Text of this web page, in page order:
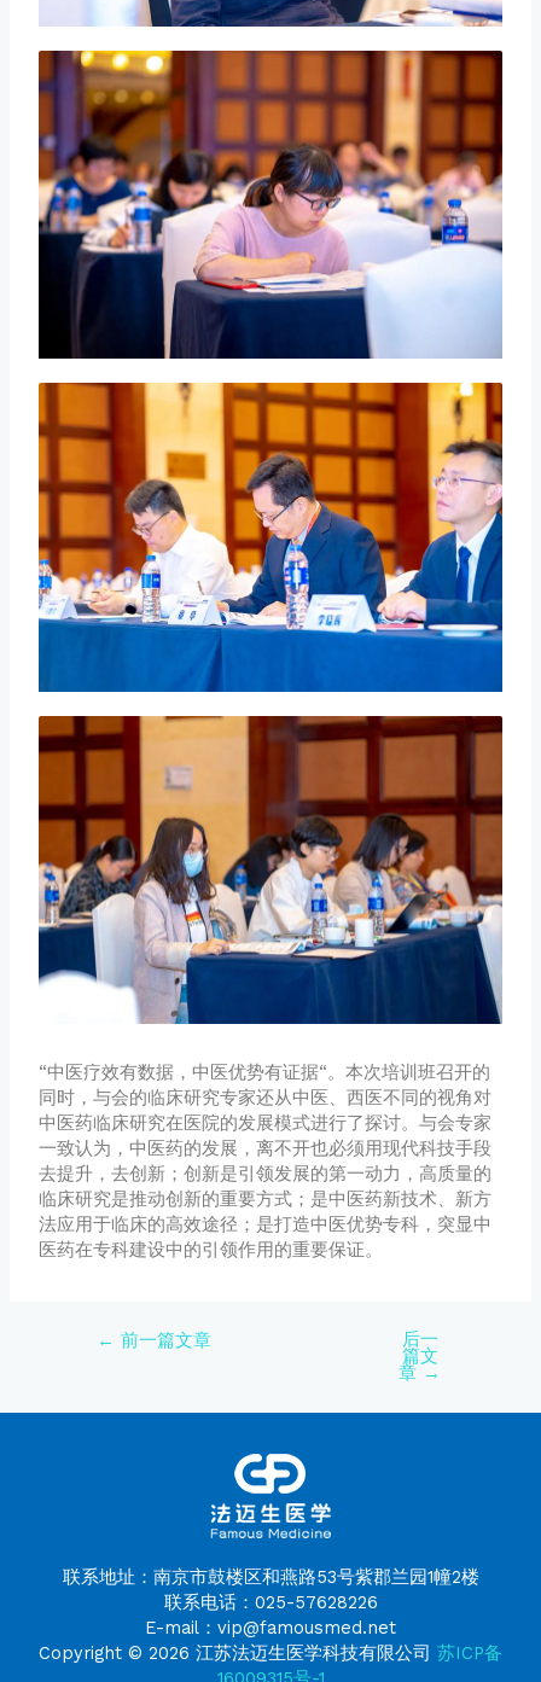
“中医疗效有数据，中医优势有证据“。本次培训班召开的
同时，与会的临床研究专家还从中医、西医不同的视角对
中医药临床研究在医院的发展模式进行了探讨。与会专家
一致认为，中医药的发展，离不开也必须用现代科技手段
去提升，去创新；创新是引领发展的第一动力，高质量的
临床研究是推动创新的重要方式；是中医药新技术、新方
法应用于临床的高效途径；是打造中医优势专科，突显中
医药在专科建设中的引领作用的重要保证。
← 前一篇文章 后一
篇文
章 →
联系地址：南京市鼓楼区和燕路53号紫郡兰园1幢2楼
联系电话：025-57628226
E-mail：vip@famousmed.net
Copyright © 2026 江苏法迈生医学科技有限公司 苏ICP备